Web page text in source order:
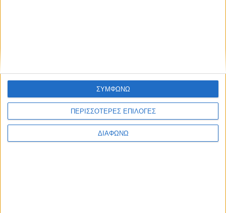
ΠΕΡΙΣΣΟΤΕΡΕΣ ΕΠΙΛΟΓΕΣ
ΔΙΑΦΩΝΩ
ΣΥΜΦΩΝΩ
CONNECT